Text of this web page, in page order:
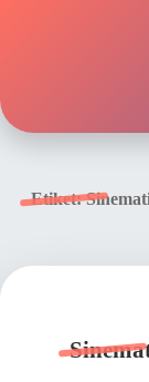
Etiket: